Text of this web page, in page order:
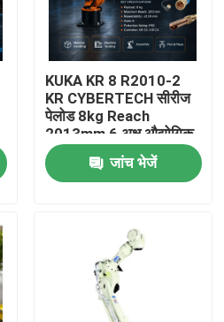
KUKA KR 8 R2010-2
KR CYBERTECH सीरीज
पेलोड 8kg Reach
2013mm 6 अक्ष औद्योगिक
रोबोट TBi RM2 रोबोट
वेल्डिंग टॉर्च जांच भेजें